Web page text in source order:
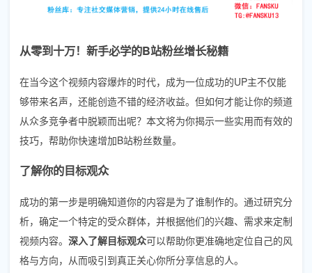
从零到十万！新手必学的B站粉丝增长秘籍
在当今这个视频内容爆炸的时代，成为一位成功的UP主不仅能
够带来名声，还能创造不错的经济收益。但如何才能让你的频道
从众多竞争者中脱颖而出呢？本文将为你揭示一些实用而有效的
技巧，帮助你快速增加B站粉丝数量。
了解你的目标观众
成功的第一步是明确知道你的内容是为了谁制作的。通过研究分
析，确定一个特定的受众群体，并根据他们的兴趣、需求来定制
视频内容。 深入了解目标观众可以帮助你更准确地定位自己的风
格与方向，从而吸引到真正关心你所分享信息的人。